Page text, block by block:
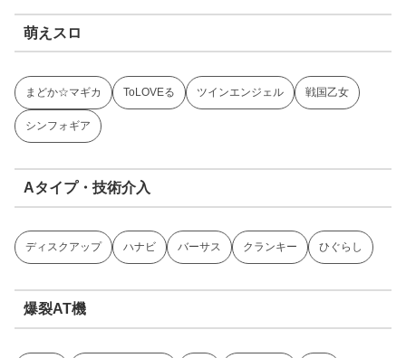
萌えスロ
まどか☆マギカ ToLOVEる ツインエンジェル 戦国乙女
シンフォギア
Aタイプ・技術介入
ディスクアップ ハナビ バーサス クランキー ひぐらし
爆裂AT機